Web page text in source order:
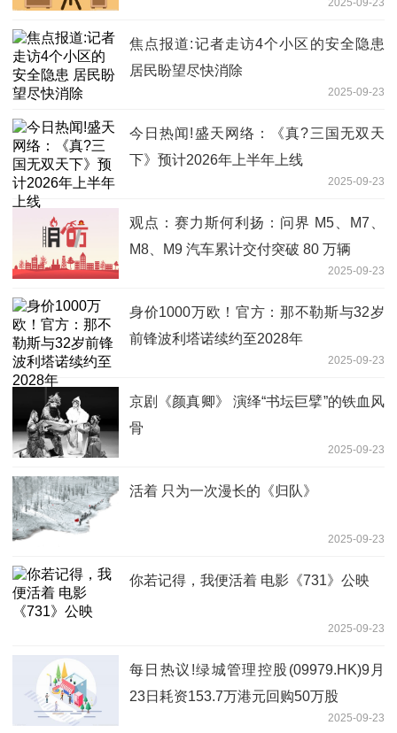
焦点报道:记者走访4个小区的安全隐患
居民盼望尽快消除
2025-09-23
今日热闻!盛天网络：《真?三国无双天
下》预计2026年上半年上线
2025-09-23
观点：赛力斯何利扬：问界 M5、M7、
M8、M9 汽车累计交付突破 80 万辆
2025-09-23
身价1000万欧！官方：那不勒斯与32岁
前锋波利塔诺续约至2028年
2025-09-23
京剧《颜真卿》 演绎“书坛巨擘”的铁血风
骨
2025-09-23
活着 只为一次漫长的《归队》
2025-09-23
你若记得，我便活着 电影《731》公映
2025-09-23
每日热议!绿城管理控股(09979.HK)9月
23日耗资153.7万港元回购50万股
2025-09-23